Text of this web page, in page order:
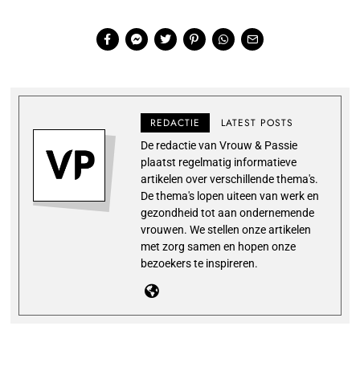
REDACTIE LATEST POSTS
De redactie van Vrouw & Passie
plaatst regelmatig informatieve
artikelen over verschillende thema's.
De thema's lopen uiteen van werk en
gezondheid tot aan ondernemende
vrouwen. We stellen onze artikelen
met zorg samen en hopen onze
bezoekers te inspireren.